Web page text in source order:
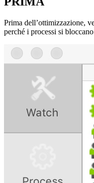
Prima dell’ottimizzazione,
perché i processi si